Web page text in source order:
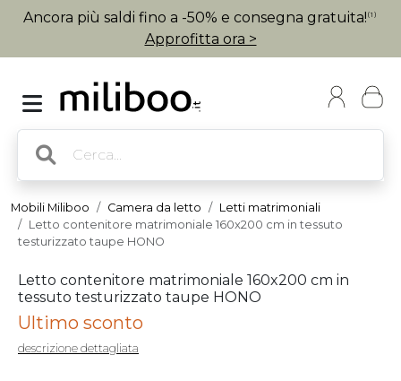
Ancora più saldi fino a -50% e consegna gratuita! (1)
Approfitta ora >
Mobili Miliboo Camera da letto
Letti matrimoniali
Letto contenitore matrimoniale 160x200 cm in tessuto
testurizzato taupe HONO
Letto contenitore matrimoniale 160x200 cm in
tessuto testurizzato taupe HONO
Ultimo sconto
descrizione dettagliata